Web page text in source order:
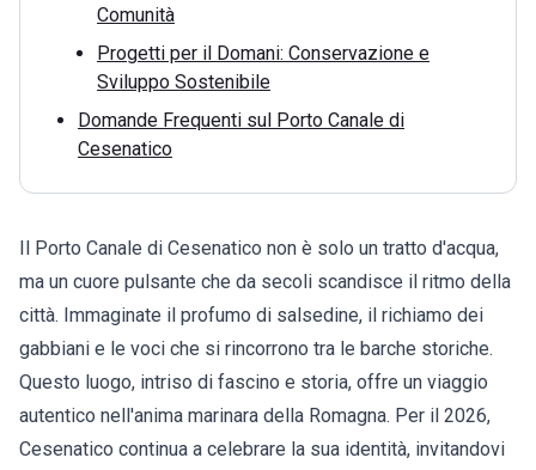
Comunità
Progetti per il Domani: Conservazione e
Sviluppo Sostenibile
Domande Frequenti sul Porto Canale di
Cesenatico
Il Porto Canale di Cesenatico non è solo un tratto d'acqua,
ma un cuore pulsante che da secoli scandisce il ritmo della
città. Immaginate il profumo di salsedine, il richiamo dei
gabbiani e le voci che si rincorrono tra le barche storiche.
Questo luogo, intriso di fascino e storia, offre un viaggio
autentico nell'anima marinara della Romagna. Per il 2026,
Cesenatico continua a celebrare la sua identità, invitandovi